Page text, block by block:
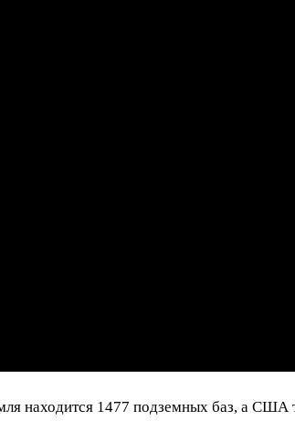
находится 1477 подземных баз, а США